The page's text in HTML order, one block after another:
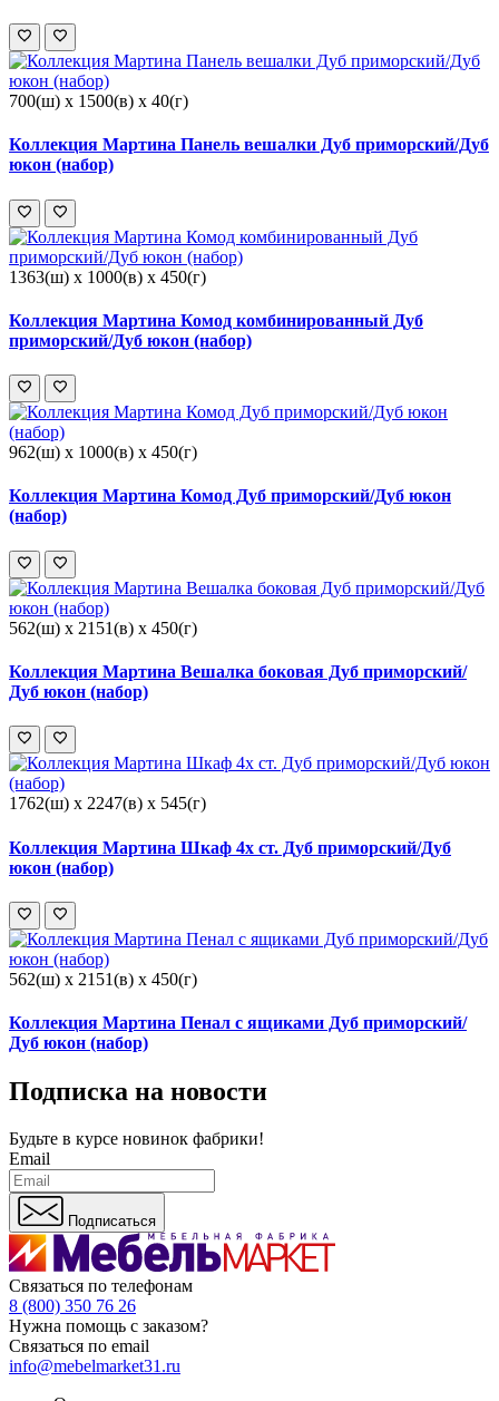
700(ш) x 1500(в) x 40(г)
Коллекция Мартина Панель вешалки Дуб приморский/Дуб
юкон (набор)
1363(ш) x 1000(в) x 450(г)
Коллекция Мартина Комод комбинированный Дуб
приморский/Дуб юкон (набор)
962(ш) x 1000(в) x 450(г)
Коллекция Мартина Комод Дуб приморский/Дуб юкон
(набор)
562(ш) x 2151(в) x 450(г)
Коллекция Мартина Вешалка боковая Дуб приморский/
Дуб юкон (набор)
1762(ш) x 2247(в) x 545(г)
Коллекция Мартина Шкаф 4х ст. Дуб приморский/Дуб
юкон (набор)
562(ш) x 2151(в) x 450(г)
Коллекция Мартина Пенал с ящиками Дуб приморский/
Дуб юкон (набор)
Подписка на новости
Будьте в курсе новинок фабрики!
Email
Подписаться
Связаться по телефонам
8 (800) 350 76 26
Нужна помощь с заказом?
Связаться по email
info@mebelmarket31.ru